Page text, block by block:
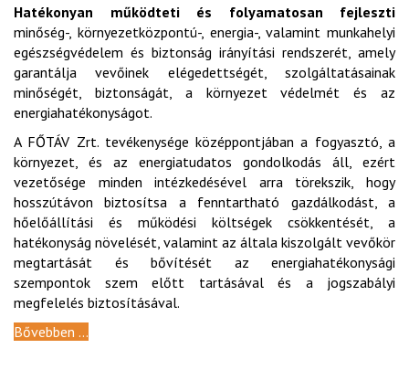
Hatékonyan működteti és folyamatosan fejleszti
minőség-, környezetközpontú-, energia-, valamint munkahelyi
egészségvédelem és biztonság irányítási rendszerét, amely
garantálja vevőinek elégedettségét, szolgáltatásainak
minőségét, biztonságát, a környezet védelmét és az
energiahatékonyságot.
A FŐTÁV Zrt. tevékenysége középpontjában a fogyasztó, a
környezet, és az energiatudatos gondolkodás áll, ezért
vezetősége minden intézkedésével arra törekszik, hogy
hosszútávon biztosítsa a fenntartható gazdálkodást, a
hőelőállítási és működési költségek csökkentését, a
hatékonyság növelését, valamint az általa kiszolgált vevőkör
megtartását és bővítését az energiahatékonysági
szempontok szem előtt tartásával és a jogszabályi
megfelelés biztosításával.
Bővebben ...